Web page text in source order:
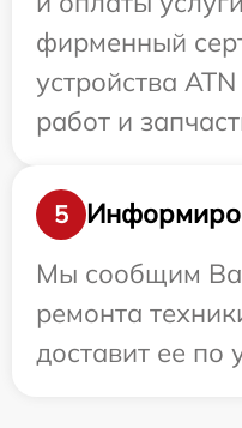
фирменный
устройства
работ и
5
Мы сообщим
ремонта
доставит ее по